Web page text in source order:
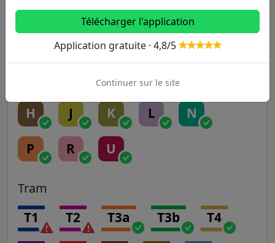
RER
B C D E
H J K L N
P R U
Tram
T1 T2 T3a T3b T4
Télécharger l'application
Application gratuite · 4,8/5
Continuer sur le site